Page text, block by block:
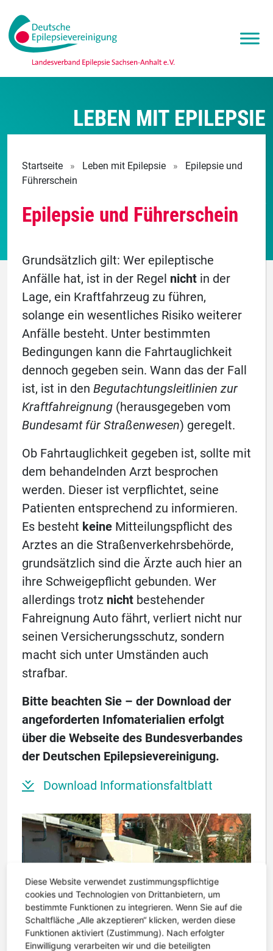
LEBEN MIT EPILEPSIE
Startseite » Leben mit Epilepsie »
Epilepsie und
Führerschein
Epilepsie und Führerschein
Grundsätzlich gilt: Wer epileptische
Anfälle hat, ist in der Regel nicht in der
Lage, ein Kraftfahrzeug zu führen,
solange ein wesentliches Risiko weiterer
Anfälle besteht. Unter bestimmten
Bedingungen kann die Fahrtauglichkeit
dennoch gegeben sein. Wann das der Fall
ist, ist in den Begutachtungsleitlinien zur
Kraftfahreignung (herausgegeben vom
Bundesamt für Straßenwesen) geregelt.
Ob Fahrtauglichkeit gegeben ist, sollte mit
dem behandelnden Arzt besprochen
werden. Dieser ist verpflichtet, seine
Patienten entsprechend zu informieren.
Es besteht keine Mitteilungspflicht des
Arztes an die Straßenverkehrsbehörde,
grundsätzlich sind die Ärzte auch hier an
ihre Schweigepflicht gebunden. Wer
allerdings trotz nicht bestehender
Fahreignung Auto fährt, verliert nicht nur
seinen Versicherungsschutz, sondern
macht sich unter Umständen auch
strafbar.
Bitte beachten Sie – der Download der
angeforderten Infomaterialien erfolgt
über die Webseite des Bundesverbandes
der Deutschen Epilepsievereinigung.
Download Informationsfaltblatt
Diese Website verwendet zustimmungspflichtige
cookies und Technologien von Drittanbietern, um
bestimmte Funktionen zu integrieren. Wenn Sie auf die
Schaltfläche „Alle akzeptieren“ klicken, werden diese
Funktionen aktiviert (Zustimmung). Nach erfolgter
Einwilligung verarbeiten wir und die beteiligten